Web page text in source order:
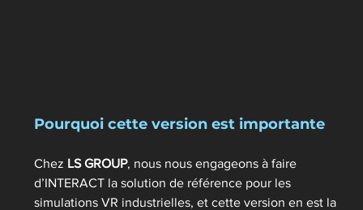
Pourquoi cette version est importante
Chez LS GROUP, nous nous engageons à faire
d’INTERACT la solution de référence pour les
simulations VR industrielles, et cette version en est la